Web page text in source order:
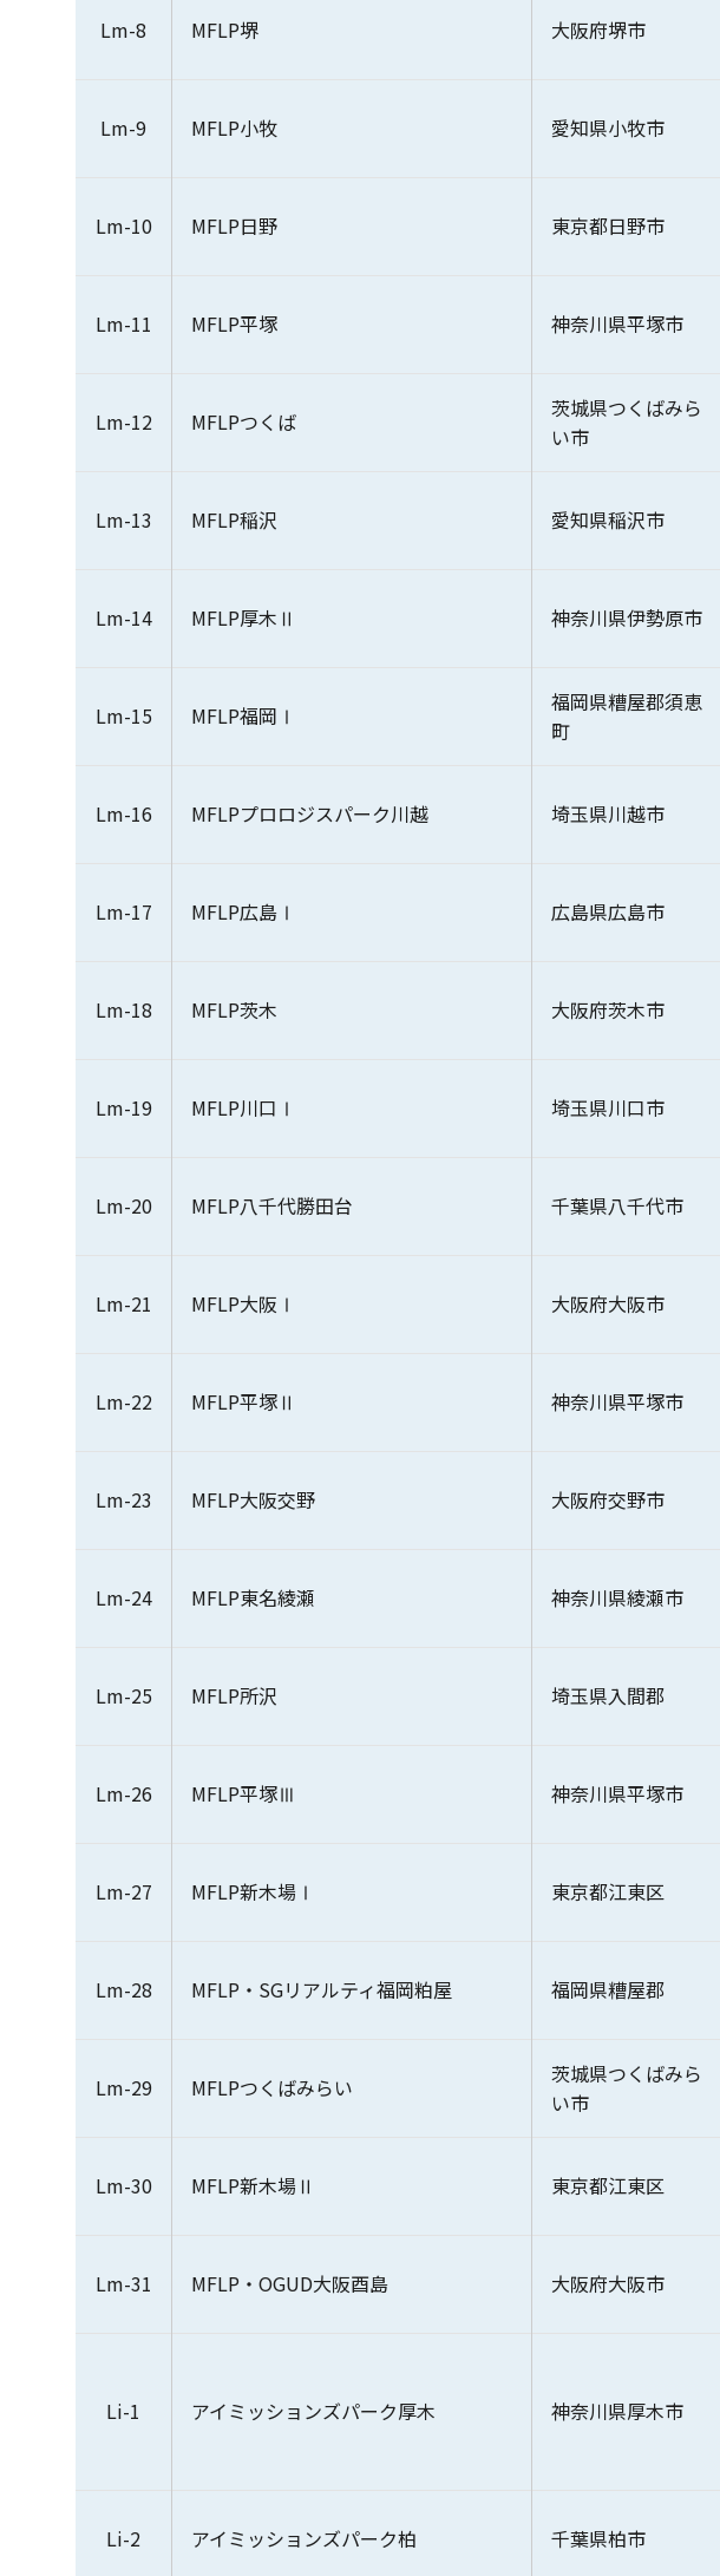
Lm-8 MFLP堺 大阪府堺市
Lm-9 MFLP小牧 愛知県小牧市
Lm-10 MFLP日野 東京都日野市
Lm-11 MFLP平塚 神奈川県平塚市
Lm-12 MFLPつくば
茨城県つくばみら
い市
Lm-13 MFLP稲沢 愛知県稲沢市
Lm-14 MFLP厚木Ⅱ 神奈川県伊勢原市
Lm-15 MFLP福岡Ⅰ
福岡県糟屋郡須恵
町
Lm-16 MFLPプロロジスパーク川越 埼玉県川越市
Lm-17 MFLP広島Ⅰ 広島県広島市
Lm-18 MFLP茨木 大阪府茨木市
Lm-19 MFLP川口Ⅰ 埼玉県川口市
Lm-20 MFLP八千代勝田台 千葉県八千代市
Lm-21 MFLP大阪Ⅰ 大阪府大阪市
Lm-22 MFLP平塚Ⅱ 神奈川県平塚市
Lm-23 MFLP大阪交野 大阪府交野市
Lm-24 MFLP東名綾瀬 神奈川県綾瀬市
Lm-25 MFLP所沢 埼玉県入間郡
Lm-26 MFLP平塚Ⅲ 神奈川県平塚市
Lm-27 MFLP新木場Ⅰ 東京都江東区
Lm-28 MFLP・SGリアルティ福岡粕屋 福岡県糟屋郡
Lm-29 MFLPつくばみらい
茨城県つくばみら
い市
Lm-30 MFLP新木場Ⅱ 東京都江東区
Lm-31 MFLP・OGUD大阪酉島 大阪府大阪市
Li-1 アイミッションズパーク厚木 神奈川県厚木市
Li-2 アイミッションズパーク柏 千葉県柏市